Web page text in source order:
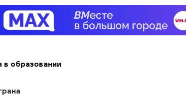
в образовании